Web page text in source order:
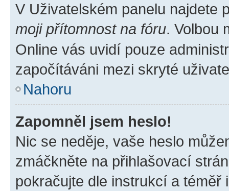
V Uživatelském panelu najdete
moji přítomnost na fóru. Volbou
Online vás uvidí pouze
započítáváni mezi skryté
Nahoru
Zapomněl jsem heslo!
Nic se neděje, vaše heslo
zmáčkněte na přihlašovací
pokračujte dle instrukcí a téměř